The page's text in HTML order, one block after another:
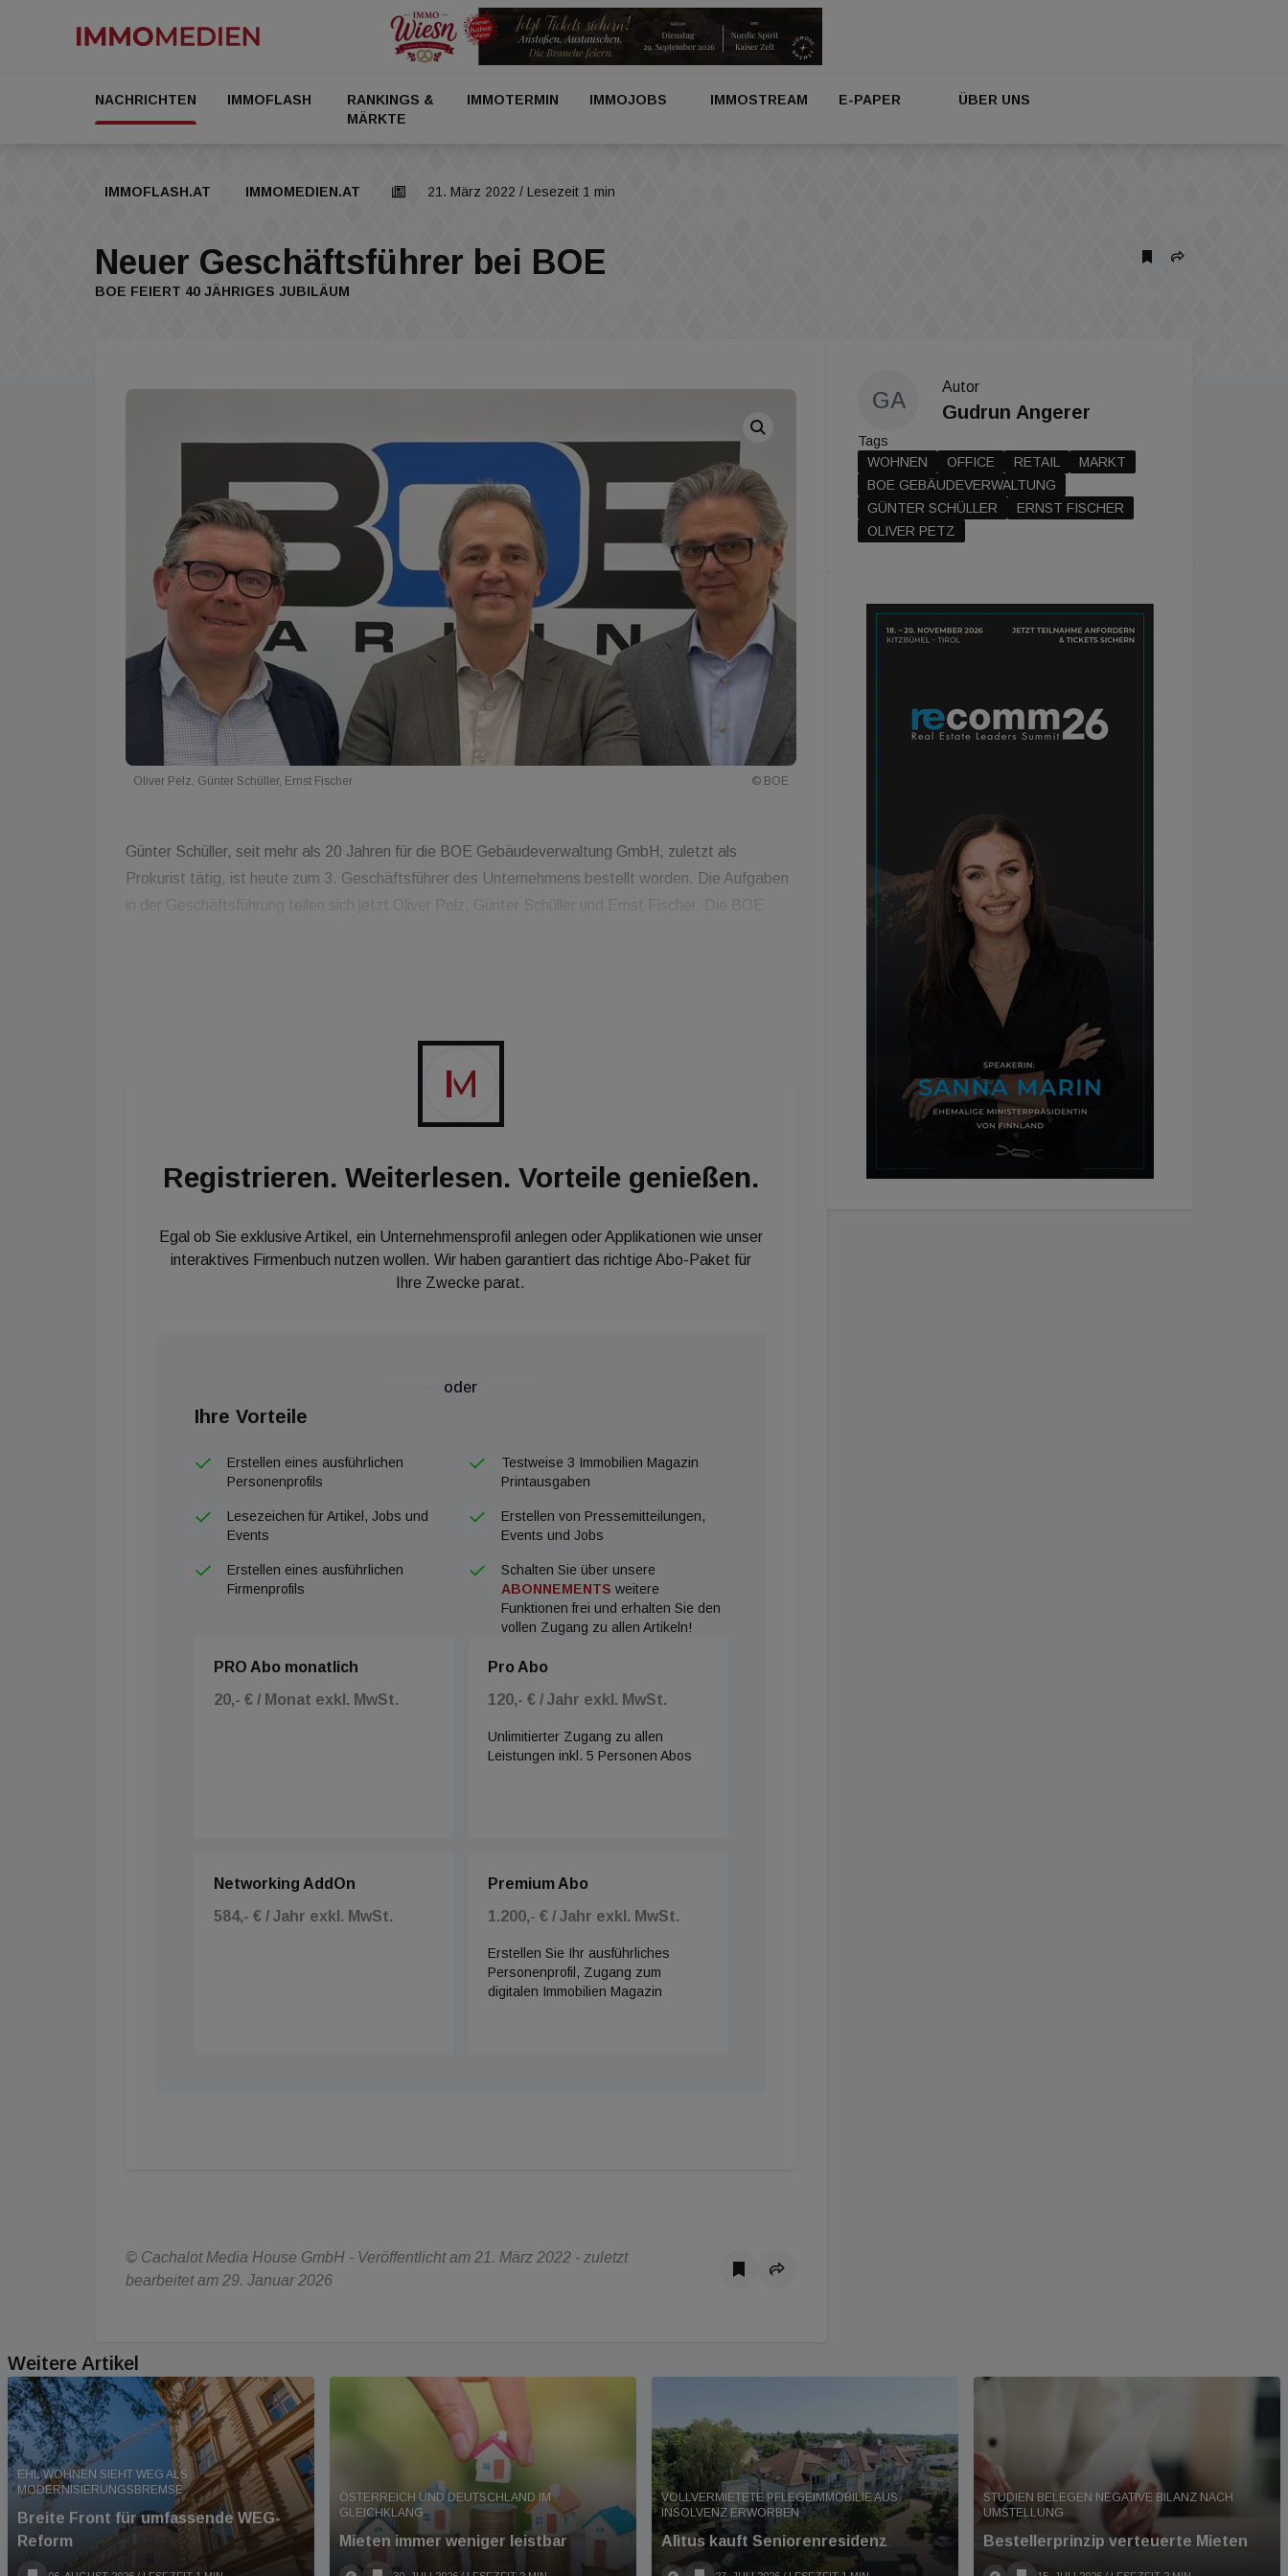
NACHRICHTEN IMMOFLASH
RANKINGS &
MÄRKTE
IMMOTERMIN IMMOJOBS IMMOSTREAM E-PAPER ÜBER UNS
IMMOFLASH.AT IMMOMEDIEN.AT 21. März 2022 / Lesezeit 1 min
Neuer Geschäftsführer bei BOE
BOE FEIERT 40 JÄHRIGES JUBILÄUM
Oliver Pelz, Günter Schüller, Ernst Fischer © BOE
Günter Schüller, seit mehr als 20 Jahren für die BOE Gebäudeverwaltung GmbH, zuletzt als
Prokurist tätig, ist heute zum 3. Geschäftsführer des Unternehmens bestellt worden. Die Aufgaben
in der Geschäftsführung teilen sich jetzt Oliver Pelz, Günter Schüller und Ernst Fischer. Die BOE
Garagenmanagern in Österreich und angrenzenden Ländern.
Registrieren. Weiterlesen. Vorteile genießen.
Egal ob Sie exklusive Artikel, ein Unternehmensprofil anlegen oder Applikationen wie unser
interaktives Firmenbuch nutzen wollen. Wir haben garantiert das richtige Abo-Paket für
Ihre Zwecke parat.
oder
Ihre Vorteile
Erstellen eines ausführlichen
Personenprofils
Testweise 3 Immobilien Magazin
Printausgaben
Lesezeichen für Artikel, Jobs und
Events
Erstellen von Pressemitteilungen,
Events und Jobs
Erstellen eines ausführlichen
Firmenprofils
Schalten Sie über unsere
ABONNEMENTS weitere
Funktionen frei und erhalten Sie den
vollen Zugang zu allen Artikeln!
PRO Abo monatlich
20,- € / Monat exkl. MwSt.
Pro Abo
120,- € / Jahr exkl. MwSt.
Unlimitierter Zugang zu allen
Leistungen inkl. 5 Personen Abos
Networking AddOn
584,- € / Jahr exkl. MwSt.
Premium Abo
1.200,- € / Jahr exkl. MwSt.
Erstellen Sie Ihr ausführliches
Personenprofil, Zugang zum
digitalen Immobilien Magazin
© Cachalot Media House GmbH - Veröffentlicht am 21. März 2022 - zuletzt
bearbeitet am 29. Januar 2026
GA
Autor
Gudrun Angerer
Tags
WOHNEN
OFFICE RETAIL
MARKT
BOE GEBÄUDEVERWALTUNG
GÜNTER SCHÜLLER
ERNST FISCHER
OLIVER PETZ
Weitere Artikel
EHL WOHNEN SIEHT WEG ALS
MODERNISIERUNGSBREMSE
Breite Front für umfassende WEG-
Reform
ÖSTERREICH UND DEUTSCHLAND IM
GLEICHKLANG
Mieten immer weniger leistbar
VOLLVERMIETETE PFLEGEIMMOBILIE AUS
INSOLVENZ ERWORBEN
Alìtus kauft Seniorenresidenz
STUDIEN BELEGEN NEGATIVE BILANZ NACH
UMSTELLUNG
Bestellerprinzip verteuerte Mieten